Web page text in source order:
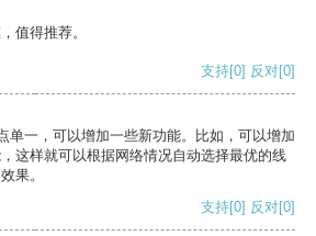
值得推荐。
支持[0] 反对[0]
单一，可以增加一些新功能。比如，可以增加
这样就可以根据网络情况自动选择最优的线
果。
支持[0] 反对[0]